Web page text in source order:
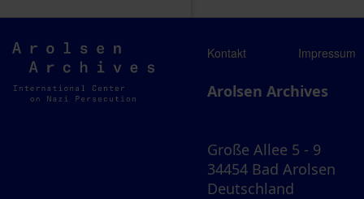
Arolsen
Archives
Kontakt Impressum
Arolsen Archives
Große Allee 5 - 9
34454 Bad Arolsen
Deutschland